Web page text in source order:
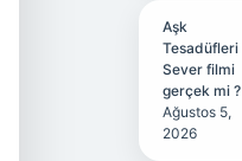
Aşk
Tesadüfleri
Sever filmi
gerçek mi ?
Ağustos 5,
2026